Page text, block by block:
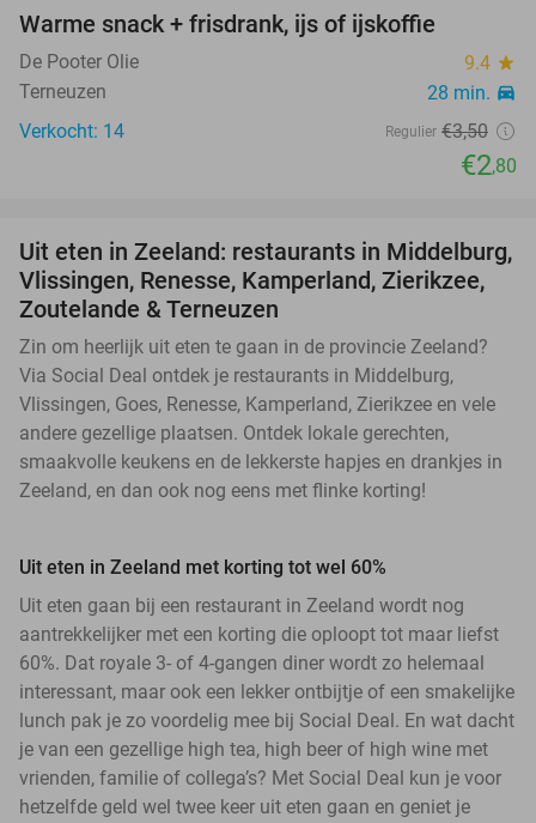
Warme snack + frisdrank, ijs of ijskoffie
De Pooter Olie 9.4 star
Terneuzen 28 min. directions_car
Verkocht: 14 Regulier €3,50
€2,80
Uit eten in Zeeland: restaurants in Middelburg,
Vlissingen, Renesse, Kamperland, Zierikzee,
Zoutelande & Terneuzen
Zin om heerlijk uit eten te gaan in de provincie Zeeland?
Via Social Deal ontdek je restaurants in Middelburg,
Vlissingen, Goes, Renesse, Kamperland, Zierikzee en vele
andere gezellige plaatsen. Ontdek lokale gerechten,
smaakvolle keukens en de lekkerste hapjes en drankjes in
Zeeland, en dan ook nog eens met flinke korting!
Uit eten in Zeeland met korting tot wel 60%
Uit eten gaan bij een restaurant in Zeeland wordt nog
aantrekkelijker met een korting die oploopt tot maar liefst
60%. Dat royale 3- of 4-gangen diner wordt zo helemaal
interessant, maar ook een lekker ontbijtje of een smakelijke
lunch pak je zo voordelig mee bij Social Deal. En wat dacht
je van een gezellige high tea, high beer of high wine met
vrienden, familie of collega’s? Met Social Deal kun je voor
hetzelfde geld wel twee keer uit eten gaan en geniet je